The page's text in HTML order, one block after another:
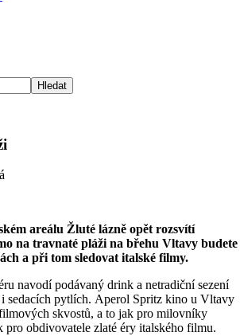
areálu Žluté lázně opět rozsvítí
na travnaté pláži na břehu Vltavy budete
a při tom sledovat italské filmy.
navodí podávaný drink a netradiční sezení
i sedacích pytlích. Aperol Spritz kino u Vltavy
skvostů, a to jak pro milovníky
pro obdivovatele zlaté éry italského filmu.